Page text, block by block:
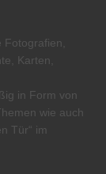
Karten,
in Form von
wie auch
Tür“ im